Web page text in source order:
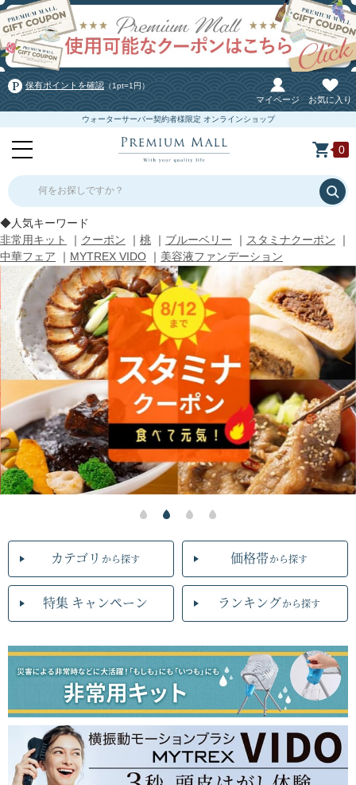
保有ポイントを確認 （1pt=1円）
マイページ お気に入り
ウォーターサーバー契約者様限定 オンラインショップ
0
何をお探しですか？
◆人気キーワード
非常用キット
｜ クーポン ｜ 桃 ｜ ブルーベリー ｜ スタミナクーポン ｜
中華フェア ｜ MYTREX VIDO ｜ 美容液ファンデーション
カテゴリ から探す 価格帯から探す
特集 キャンペーン ランキングから探す